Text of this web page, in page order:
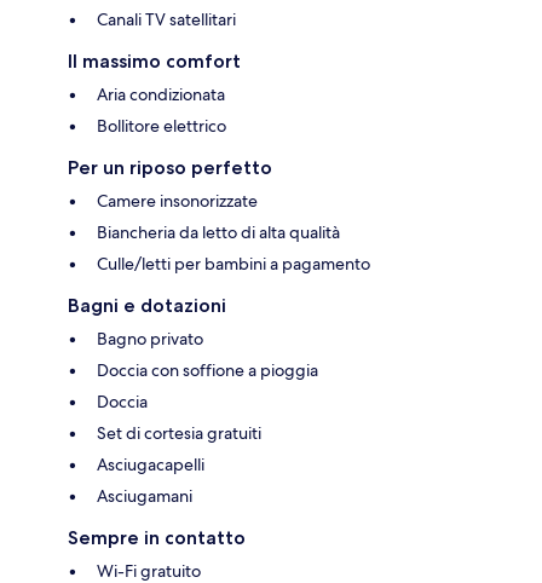
Canali TV satellitari
Il massimo comfort
Aria condizionata
Bollitore elettrico
Per un riposo perfetto
Camere insonorizzate
Biancheria da letto di alta qualità
Culle/letti per bambini a pagamento
Bagni e dotazioni
Bagno privato
Doccia con soffione a pioggia
Doccia
Set di cortesia gratuiti
Asciugacapelli
Asciugamani
Sempre in contatto
Wi-Fi gratuito